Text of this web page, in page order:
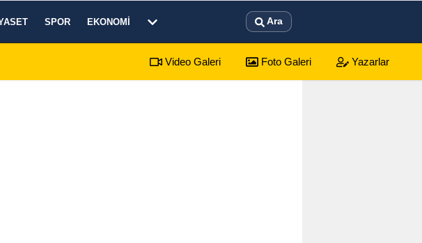
SPOR EKONOMI Ara
Video Galeri Foto Galeri Yazarlar